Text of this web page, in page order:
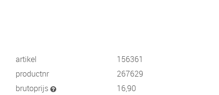
artikel
156361
productnr
267629
brutoprijs
16,90